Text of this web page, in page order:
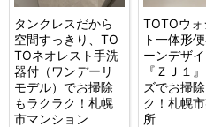
タンクレスだから
空間すっきり、TO
TOネオレスト手洗
器付（ワンデーリ
モデル）でお掃除
もラクラク！札幌
市マンション
TOTOウォ
ト一体形
ーンデザ
『ＺＪ１
ズでお掃
ク！札幌
所